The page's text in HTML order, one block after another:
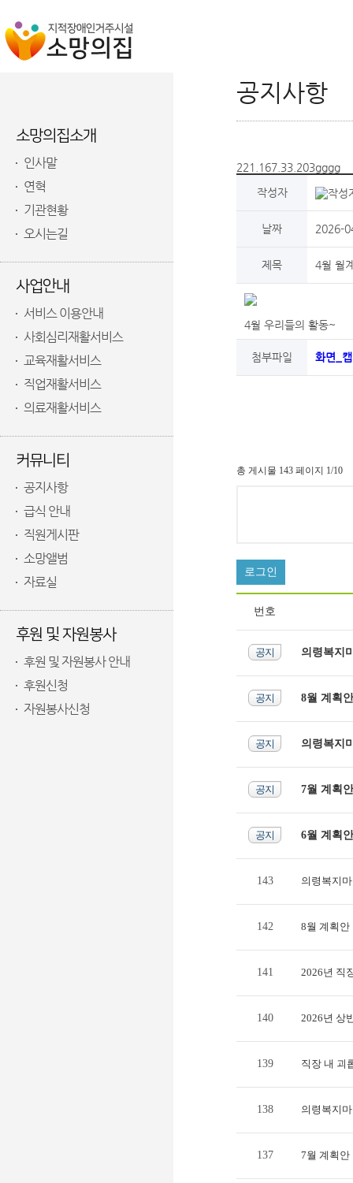
소망의집소개
인사말
연혁
기관현황
오시는길
사업안내
서비스 이용안내
사회심리재활서비스
교육재활서비스
직업재활서비스
의료재활서비스
커뮤니티
공지사항
급식 안내
직원게시판
소망앨범
자료실
후원 및 자원봉사
후원 및 자원봉사 안내
후원신청
자원봉사신청
공지사항
221.167.33.203gggg
작성자
날짜 2026-
제목 4월 월
4월 우리들의 활동~
첨부파일 화면_
총 게시물 143 페이지 1/10
로그인
번호
공지 의령복지
공지 8월 계획안
공지 의령복지
공지 7월 계획안
공지 6월 계획안
143 의령복지
142 8월 계획안
141 2026년 직
140 2026년 상
139 직장 내 괴
138 의령복지
137 7월 계획안